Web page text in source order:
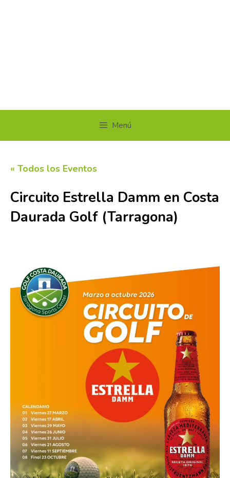
Menú
« Todos los Eventos
Circuito Estrella Damm en Costa
Daurada Golf (Tarragona)